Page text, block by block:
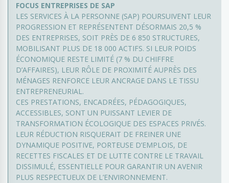
FOCUS ENTREPRISES DE SAP
LES SERVICES À LA PERSONNE (SAP) POURSUIVENT LEUR
PROGRESSION ET REPRÉSENTENT DÉSORMAIS 20,5 %
DES ENTREPRISES, SOIT PRÈS DE 6 850 STRUCTURES,
MOBILISANT PLUS DE 18 000 ACTIFS. SI LEUR POIDS
ÉCONOMIQUE RESTE LIMITÉ (7 % DU CHIFFRE
D’AFFAIRES), LEUR RÔLE DE PROXIMITÉ AUPRÈS DES
MÉNAGES RENFORCE LEUR ANCRAGE DANS LE TISSU
ENTREPRENEURIAL.
CES PRESTATIONS, ENCADRÉES, PÉDAGOGIQUES,
ACCESSIBLES, SONT UN PUISSANT LEVIER DE
TRANSFORMATION ÉCOLOGIQUE DES ESPACES PRIVÉS.
LEUR RÉDUCTION RISQUERAIT DE FREINER UNE
DYNAMIQUE POSITIVE, PORTEUSE D’EMPLOIS, DE
RECETTES FISCALES ET DE LUTTE CONTRE LE TRAVAIL
DISSIMULÉ, ESSENTIELLE POUR GARANTIR UN AVENIR
PLUS RESPECTUEUX DE L’ENVIRONNEMENT.